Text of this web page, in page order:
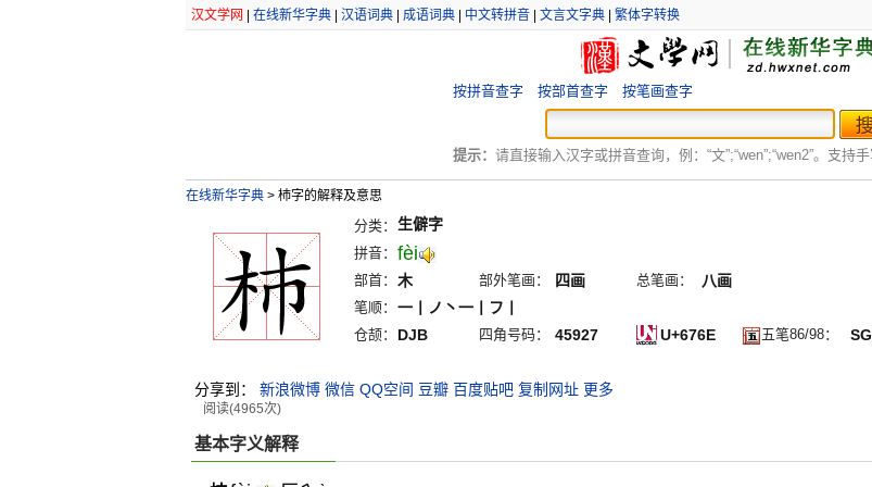
汉文学网 在线新华字典| 汉语词典| 成语词典| 中文转拼音| 文言文字典| 繁体字转换
按拼音查字 按部首查字 按笔画查字
提示： 请直接输入汉字或拼音查询，例：“文”;“wen”;“wen2”。支持
在线新华字典 >杮字的解释及意思
分类： 生僻字
拼音： fèi
部首： 木 部外笔画： 四画 总笔画： 八画
笔顺： 一丨ノ丶一丨フ丨
仓颉： DJB 四角号码： 45927 U+676E 五笔86/98：
分享到： 新浪微博 微信 QQ空间 豆瓣 百度贴吧 复制网址 更多
阅读(4965次)
基本字义解释